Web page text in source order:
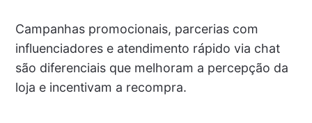
Campanhas promocionais, parcerias com
influenciadores e atendimento rápido via chat
são diferenciais que melhoram a percepção da
loja e incentivam a recompra.